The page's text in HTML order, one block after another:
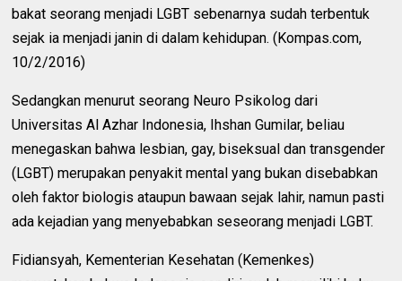
bakat seorang menjadi LGBT sebenarnya sudah terbentuk
sejak ia menjadi janin di dalam kehidupan. (Kompas.com,
10/2/2016)
Sedangkan menurut seorang Neuro Psikolog dari
Universitas Al Azhar Indonesia, Ihshan Gumilar, beliau
menegaskan bahwa lesbian, gay, biseksual dan transgender
(LGBT) merupakan penyakit mental yang bukan disebabkan
oleh faktor biologis ataupun bawaan sejak lahir, namun pasti
ada kejadian yang menyebabkan seseorang menjadi LGBT.
Fidiansyah, Kementerian Kesehatan (Kemenkes)